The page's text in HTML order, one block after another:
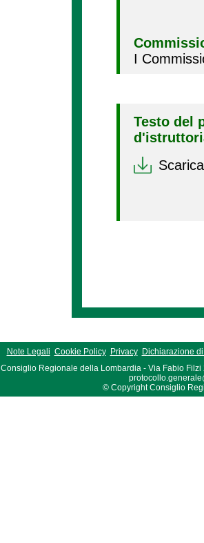
I
Testo del
Note Legali Cookie Policy Privacy
Dichiarazione
Consiglio Regionale della Lombardia - Via Fabio Filzi
© Copyright Consiglio